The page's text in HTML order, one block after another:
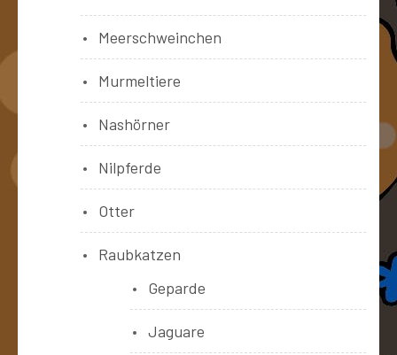
Meerschweinchen
Murmeltiere
Nashörner
Nilpferde
Otter
Raubkatzen
Geparde
Jaguare